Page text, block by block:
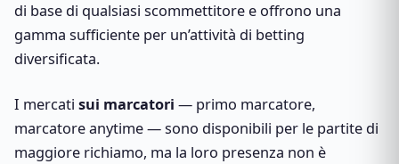
di base di qualsiasi scommettitore e offrono una
gamma sufficiente per un’attività di betting
diversificata.
I mercati sui marcatori — primo marcatore,
marcatore anytime — sono disponibili per le partite di
maggiore richiamo, ma la loro presenza non è